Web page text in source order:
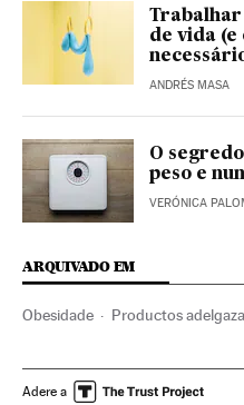
Trabalhar
de vida (e
ANDRÉS MASA
O
peso e
VERÓNICA
ARQUIVADO EM
Obesidade Productos
Tratamento médico
Adere a